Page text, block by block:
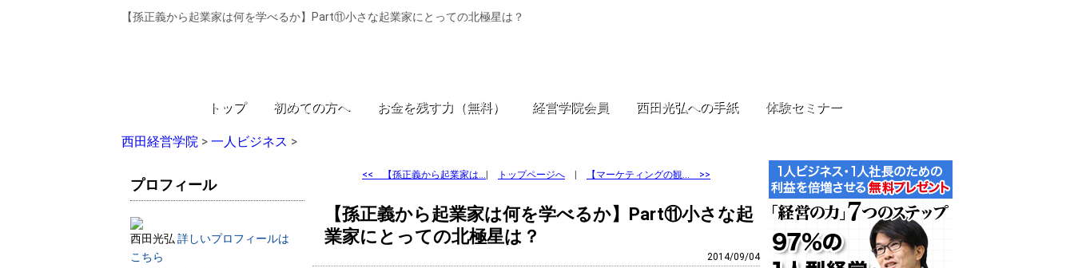
【孫正義から起業家は何を学べるか】Part⑪小さな起業家にとっての北極星は？
トップ 初めての方へ お金を残す力（無料） 経営学院会員 西田光弘への手紙 体験セミナー
西田経営学院 > 一人ビジネス >
<< 【孫正義から起業家は… トップページへ 【マーケティングの観… >>
【孫正義から起業家は何を学べるか】Part⑪小さな起
業家にとっての北極星は？
2014/09/04
プロフィール
西田光弘 詳しいプロフィールは
こちら